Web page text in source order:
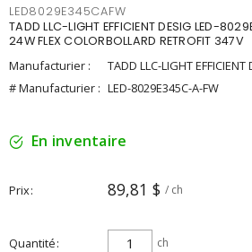
LED8029E345CAFW
TADD LLC-LIGHT EFFICIENT DESIG LED-
24W FLEX COLORBOLLARD RETROFIT 347V
Manufacturier :
TADD LLC-LIGHT EFFICIENT
# Manufacturier : LED-8029E345C-A-FW
En inventaire
Prix 89,81 $ / ch
Quantité ch